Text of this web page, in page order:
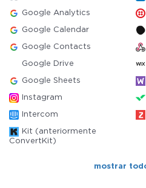
Google Analytics
Google Calendar
Google Contacts
Google Drive
Google Sheets
Instagram
Intercom
Kit (anteriormente
ConvertKit)
mostrar